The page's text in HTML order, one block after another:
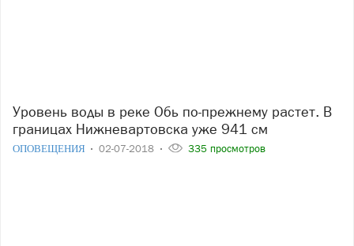
Уровень воды в реке Обь по-прежнему растет. В
границах Нижневартовска уже 941 см
ОПОВЕЩЕНИЯ 02-07-2018 335 просмотров